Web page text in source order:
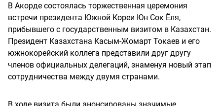
В Акорде состоялась торжественная церемония
встречи президента Южной Кореи Юн Сок Ёля,
прибывшего с государственным визитом в Казахстан.
Президент Казахстана Касым-Жомарт Токаев и его
южнокорейский коллега представили друг другу
членов официальных делегаций, знаменуя новый этап
сотрудничества между двумя странами.